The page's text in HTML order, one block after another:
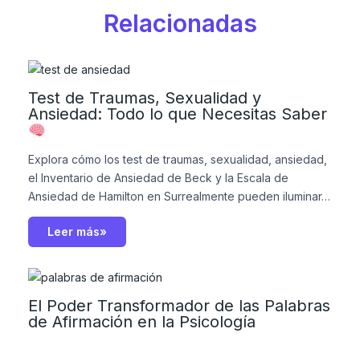
Relacionadas
Test de Traumas, Sexualidad y
Ansiedad: Todo lo que Necesitas Saber
Explora cómo los test de traumas, sexualidad, ansiedad,
el Inventario de Ansiedad de Beck y la Escala de
Ansiedad de Hamilton en Surrealmente pueden iluminar…
Leer más»
El Poder Transformador de las Palabras
de Afirmación en la Psicología